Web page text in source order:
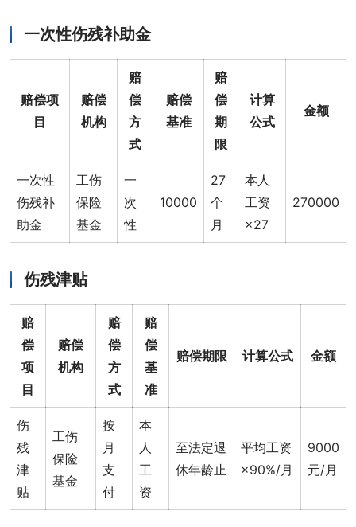
一次性伤残补助金
赔偿项
目
赔偿
机构
赔
偿
方
式
赔偿
基准
赔
偿
期
限
计算
公式
金额
一次性
伤残补
助金
工伤
保险
基金
一
次
性
10000
27
个
月
本人
工资
×27
270000
伤残津贴
赔
偿
项
目
赔偿
机构
赔
偿
方
式
赔
偿
基
准
赔偿期限 计算公式 金额
伤
残
津
贴
工伤
保险
基金
按
月
支
付
本
人
工
资
至法定退
休年龄止
平均工资
×90%/月
9000
元/月